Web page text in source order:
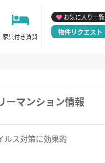
家具付き賃貸
お気に入り一覧
物件リクエスト
ーマンション情報
ルス対策に効果的